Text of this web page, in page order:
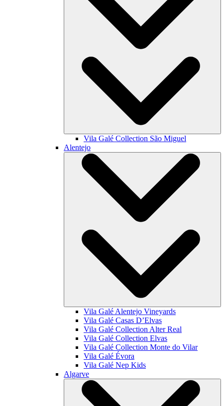
Vila Galé Collection São Miguel
Alentejo
Vila Galé Alentejo Vineyards
Vila Galé Casas D’Elvas
Vila Galé Collection Alter Real
Vila Galé Collection Elvas
Vila Galé Collection Monte do Vilar
Vila Galé Évora
Vila Galé Nep Kids
Algarve